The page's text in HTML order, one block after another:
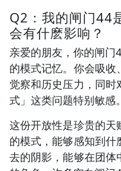
Q2：我的闸门44
会有什麽影响？
亲爱的朋友，你的闸门
的模式记忆。你会吸
觉察和历史压力，同
式」这类问题特别敏感。
这份开放性是珍贵的天
的模式，能够感知到
去的阴影，能够在团